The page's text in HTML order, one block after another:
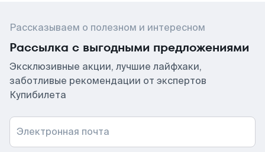
Рассказываем о полезном и интересном
Рассылка с выгодными предложениями
Эксклюзивные акции, лучшие лайфхаки,
заботливые рекомендации от экспертов
Купибилета
Электронная почта